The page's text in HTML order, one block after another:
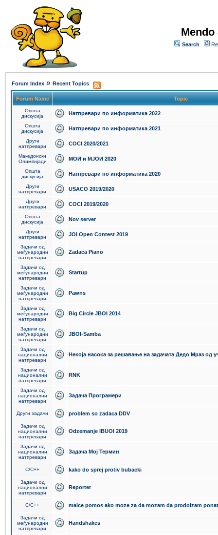
Search
Forum Index » Recent Topics
Forum Name Topic
Општа
дискусија
Натпревари по информатика 2022
Општа
дискусија
Натпревари по информатика 2021
Други
натпревари
COCI 2020/2021
Македонски
Олимпијади
МОИ и МЈОИ 2020
Општа
дискусија
Натпревари по информатика 2020
Други
натпревари
USACO 2019/2020
Други
натпревари
COCI 2019/2020
Општа
дискусија
Nov server
Други
натпревари
JOI Open Contest 2019
Задачи од
меѓународни
натпревари
Zadaca Piano
Задачи од
меѓународни
натпревари
Startup
Задачи од
меѓународни
натпревари
Pawns
Задачи од
меѓународни
натпревари
Big Circle JBOI 2014
Задачи од
меѓународни
натпревари
JBOI-Samba
Задачи од
национални
натпревари
Некоја насока за решавање на задачата Дедо Мраз од
Задачи од
национални
натпревари
RNK
Задачи од
национални
натпревари
Задача Програмери
Други задачи problem so zadaca DDV
Задачи од
национални
натпревари
Odzemanje IBUOI 2019
Задачи од
национални
натпревари
Задача Мој Термин
C/C++ kako do sprej protiv bubacki
Задачи од
национални
натпревари
Reporter
C/C++ malce pomos ako moze za da mozam da prodolzam
Задачи од
меѓународни
натпревари
Handshakes